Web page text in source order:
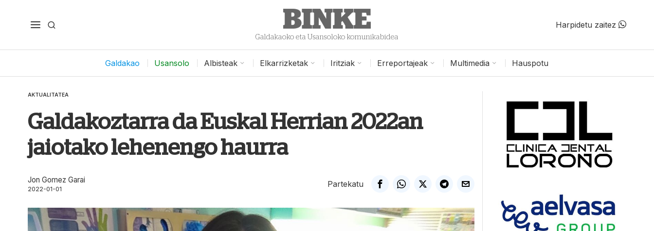
Galdakaoko eta Usansoloko komunikabidea
Harpidetu zaitez
Galdakao Usansolo Albisteak Elkarrizketak Iritziak Erreportajeak Multimedia Hauspotu
AKTUALITATEA
Galdakoztarra da Euskal Herrian 2022an
jaiotako lehenengo haurra
Jon Gomez Garai
2022-01-01
Partekatu